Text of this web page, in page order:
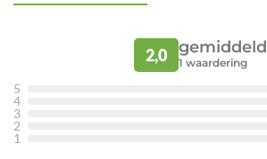
2,0 gemiddeld
1 waardering
5
4
3
2
1